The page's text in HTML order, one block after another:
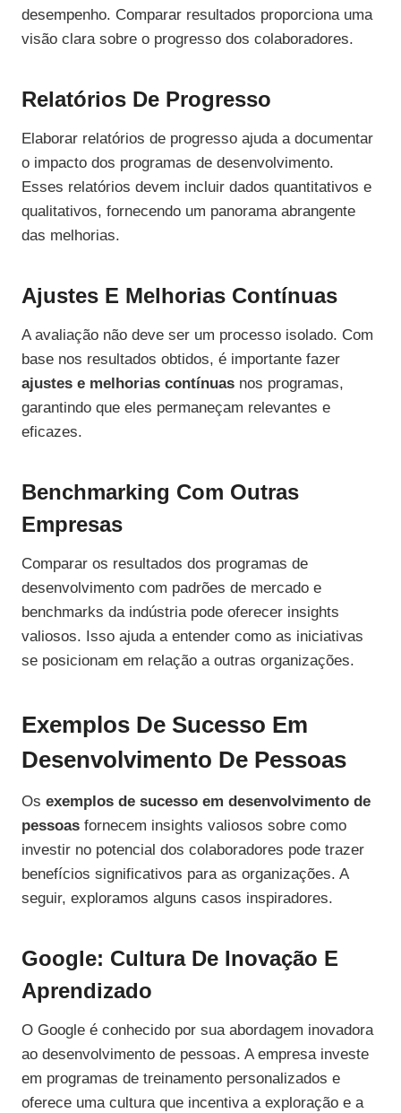
desempenho. Comparar resultados proporciona uma
visão clara sobre o progresso dos colaboradores.
Relatórios De Progresso
Elaborar relatórios de progresso ajuda a documentar
o impacto dos programas de desenvolvimento.
Esses relatórios devem incluir dados quantitativos e
qualitativos, fornecendo um panorama abrangente
das melhorias.
Ajustes E Melhorias Contínuas
A avaliação não deve ser um processo isolado. Com
base nos resultados obtidos, é importante fazer
ajustes e melhorias contínuas nos programas,
garantindo que eles permaneçam relevantes e
eficazes.
Benchmarking Com Outras
Empresas
Comparar os resultados dos programas de
desenvolvimento com padrões de mercado e
benchmarks da indústria pode oferecer insights
valiosos. Isso ajuda a entender como as iniciativas
se posicionam em relação a outras organizações.
Exemplos De Sucesso Em
Desenvolvimento De Pessoas
Os exemplos de sucesso em desenvolvimento de
pessoas fornecem insights valiosos sobre como
investir no potencial dos colaboradores pode trazer
benefícios significativos para as organizações. A
seguir, exploramos alguns casos inspiradores.
Google: Cultura De Inovação E
Aprendizado
O Google é conhecido por sua abordagem inovadora
ao desenvolvimento de pessoas. A empresa investe
em programas de treinamento personalizados e
oferece uma cultura que incentiva a exploração e a